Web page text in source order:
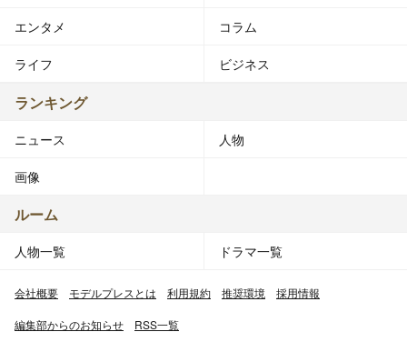
エンタメ コラム
ライフ ビジネス
ランキング
ニュース 人物
画像
ルーム
人物一覧 ドラマ一覧
会社概要 モデルプレスとは 利用規約 推奨環境 採用情報
編集部からのお知らせ RSS一覧